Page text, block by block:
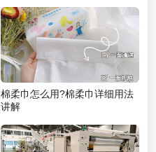
棉柔巾怎么用?棉柔巾详细用法
讲解